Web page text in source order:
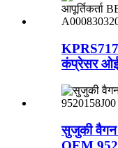
कंप्रेसर ओई
सुजुकी